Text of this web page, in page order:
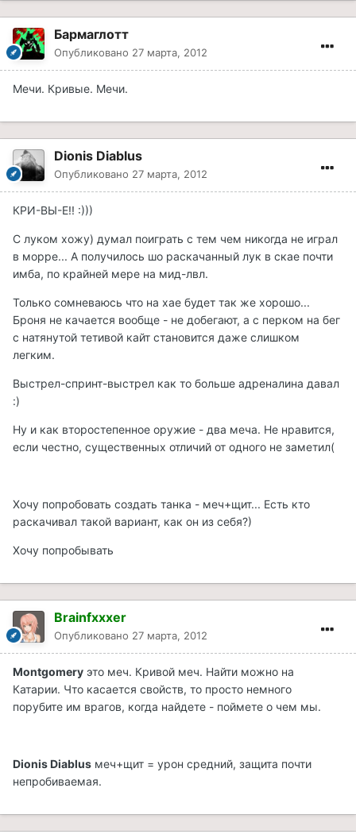
Бармаглотт
Опубликовано 27 марта, 2012
Мечи. Кривые. Мечи.
Dionis Diablus
Опубликовано 27 марта, 2012
КРИ-ВЫ-Е!! :)))
С луком хожу) думал поиграть с тем чем никогда не играл
в морре... А получилось шо раскачанный лук в скае почти
имба, по крайней мере на мид-лвл.
Только сомневаюсь что на хае будет так же хорошо...
Броня не качается вообще - не добегают, а с перком на бег
с натянутой тетивой кайт становится даже слишком
легким.
Выстрел-спринт-выстрел как то больше адреналина давал
:)
Ну и как второстепенное оружие - два меча. Не нравится,
если честно, существенных отличий от одного не заметил(
Хочу попробовать создать танка - меч+щит... Есть кто
раскачивал такой вариант, как он из себя?)
Хочу попробывать
Brainfxxxer
Опубликовано 27 марта, 2012
Montgomery это меч. Кривой меч. Найти можно на
Катарии. Что касается свойств, то просто немного
порубите им врагов, когда найдете - поймете о чем мы.
Dionis Diablus меч+щит = урон средний, защита почти
непробиваемая.